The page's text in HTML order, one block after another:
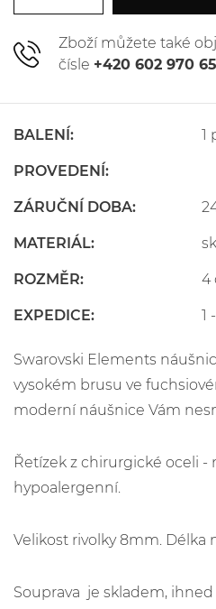
Zboží můžete také
čísle +420 602 970
BALENÍ: 1
PROVEDENÍ:
ZÁRUČNÍ DOBA:
MATERIÁL:
ROZMĚR: 4
EXPEDICE: 1
Swarovski Elements
vysokém brusu ve
moderní náušnice Vám
Řetízek z chirurgické oceli -
hypoalergenní.
Velikost rivolky 8mm. Délka
Souprava je skladem, ihned